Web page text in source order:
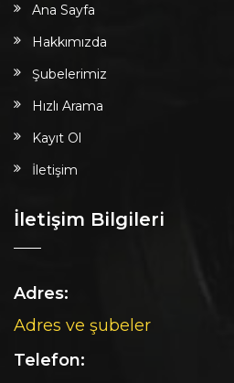
Ana Sayfa
Hakkımızda
Şubelerimiz
Hızlı Arama
Kayıt Ol
İletişim
İletişim Bilgileri
Adres:
Adres ve şubeler
Telefon: